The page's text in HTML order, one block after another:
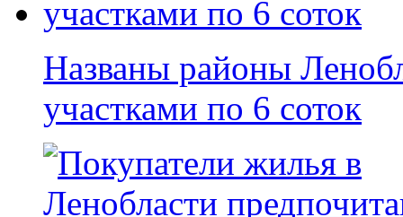
Названы районы
участками по 6 соток